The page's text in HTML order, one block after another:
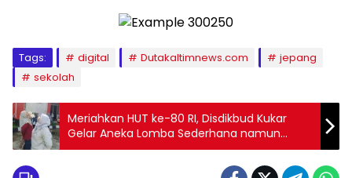
Tags: digital Dutakaltimnews.com
jepang
sekolah
Meriahkan HUT ke-80 RI, Disdikbud Kukar
Gelar Aneka Lomba Sederhana namun
Penuh Kebersamaan